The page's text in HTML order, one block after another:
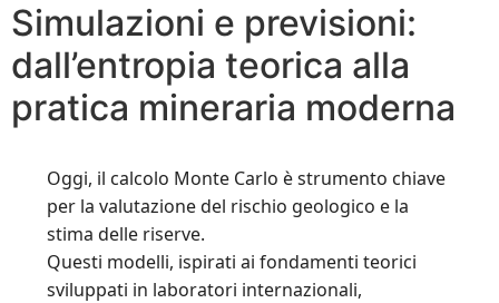
Simulazioni e previsioni:
dall’entropia teorica alla
pratica mineraria moderna
Oggi, il calcolo Monte Carlo è strumento chiave
per la valutazione del rischio geologico e la
stima delle riserve.
Questi modelli, ispirati ai fondamenti teorici
sviluppati in laboratori internazionali,